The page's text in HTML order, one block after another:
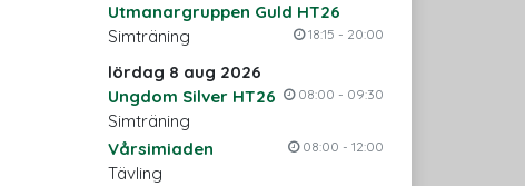
Utmanargruppen Guld HT26
18:15 - 20:00
Simträning
lördag 8 aug 2026
Ungdom Silver HT26
08:00 - 09:30
Simträning
Vårsimiaden
08:00 - 12:00
Tävling